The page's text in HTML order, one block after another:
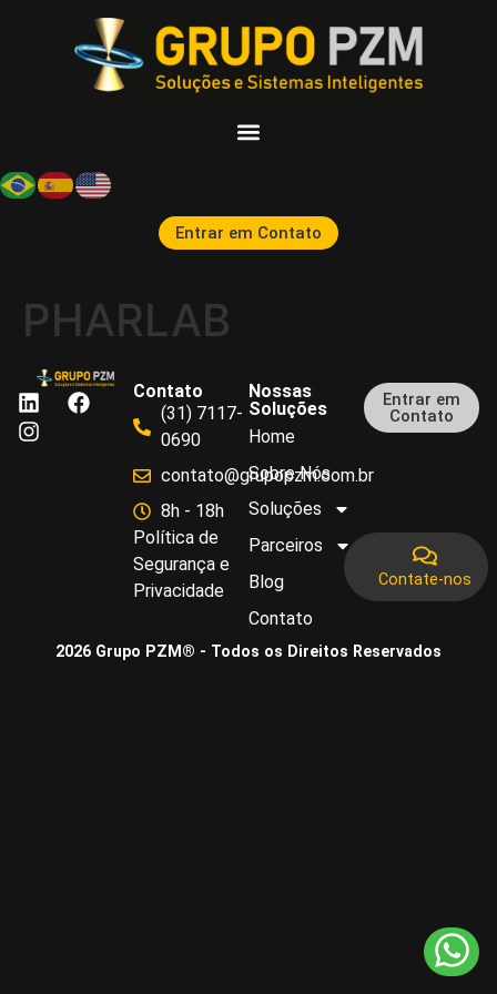
Entrar em Contato
PHARLAB
Contato
(31) 7117-
0690
contato@grupopzm.com.br
8h - 18h
Política de
Segurança e
Privacidade
Nossas
Soluções
Home
Sobre Nós
Soluções
Parceiros
Blog
Contato
Entrar em
Contato
2026 Grupo PZM® - Todos os Direitos Reservados
Contate-nos